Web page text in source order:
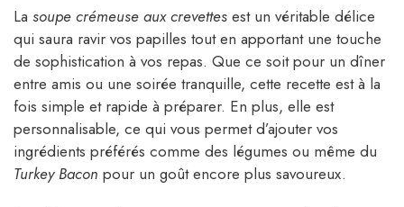
La soupe crémeuse aux crevettes est un véritable délice
qui saura ravir vos papilles tout en apportant une touche
de sophistication à vos repas. Que ce soit pour un dîner
entre amis ou une soirée tranquille, cette recette est à la
fois simple et rapide à préparer. En plus, elle est
personnalisable, ce qui vous permet d’ajouter vos
ingrédients préférés comme des légumes ou même du
Turkey Bacon pour un goût encore plus savoureux.